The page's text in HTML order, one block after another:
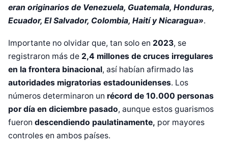
eran originarios de Venezuela, Guatemala, Honduras,
Ecuador, El Salvador, Colombia, Haití y Nicaragua».
Importante no olvidar que, tan solo en 2023, se
registraron más de 2,4 millones de cruces irregulares
en la frontera binacional, así habían afirmado las
autoridades migratorias estadounidenses. Los
números determinaron un récord de 10.000 personas
por día en diciembre pasado, aunque estos guarismos
fueron descendiendo paulatinamente, por mayores
controles en ambos países.